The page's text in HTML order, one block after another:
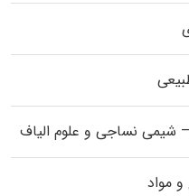
شیمی نساجی و علوم الیاف
مواد